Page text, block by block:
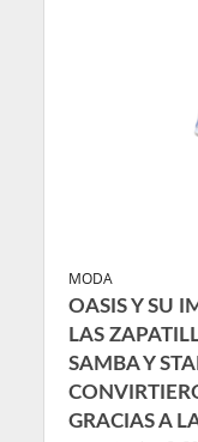
MODA
OASIS Y SU
LAS
SAMBA Y
GRACIAS A